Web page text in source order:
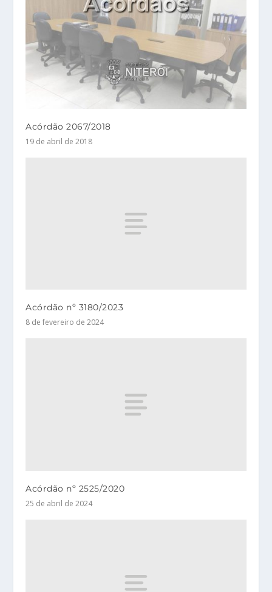
Acórdão 2067/2018
19 de abril de 2018
Acórdão nº 3180/2023
8 de fevereiro de 2024
Acórdão nº 2525/2020
25 de abril de 2024